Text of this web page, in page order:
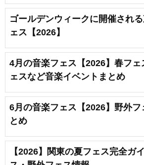
ゴールデンウィークに開催され
ェス【2026】
4月の音楽フェス【2026】春フェ
ェスなど音楽イベントまとめ
6月の音楽フェス【2026】野外フ
とめ
【2026】関東の夏フェス完全ガ